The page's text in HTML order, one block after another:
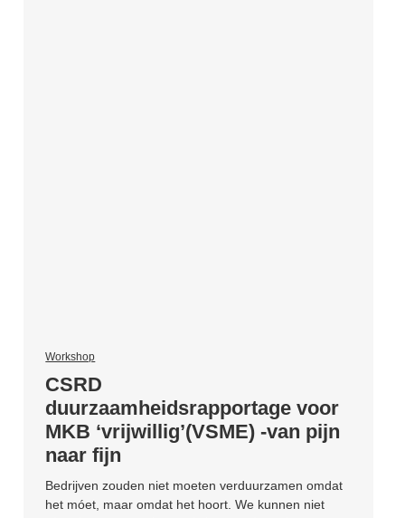
Workshop
CSRD
duurzaamheidsrapportage voor
MKB ‘vrijwillig’(VSME) -van pijn
naar fijn
Bedrijven zouden niet moeten verduurzamen omdat
het móet, maar omdat het hoort. We kunnen niet